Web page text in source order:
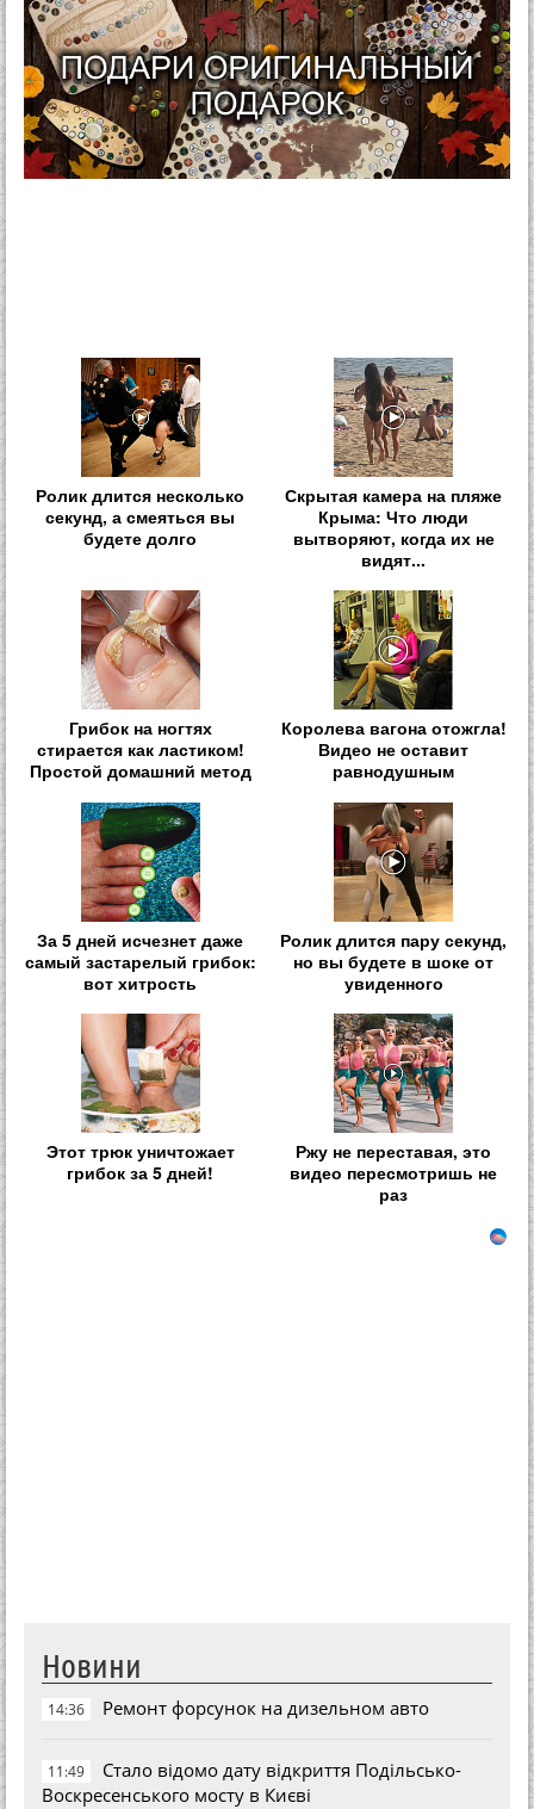
Ролик длится несколько
секунд, а смеяться вы
будете долго
Скрытая камера на пляже
Крыма: Что люди
вытворяют, когда их не
видят...
Грибок на ногтях
стирается как ластиком!
Простой домашний метод
Королева вагона отожгла!
Видео не оставит
равнодушным
За 5 дней исчезнет даже
самый застарелый грибок:
вот хитрость
Ролик длится пару секунд,
но вы будете в шоке от
увиденного
Этот трюк уничтожает
грибок за 5 дней!
Ржу не переставая, это
видео пересмотришь не
раз
Новини
14:36 Ремонт форсунок на дизельном авто
11:49
Стало відомо дату відкриття Подільсько-
Воскресенського мосту в Києві